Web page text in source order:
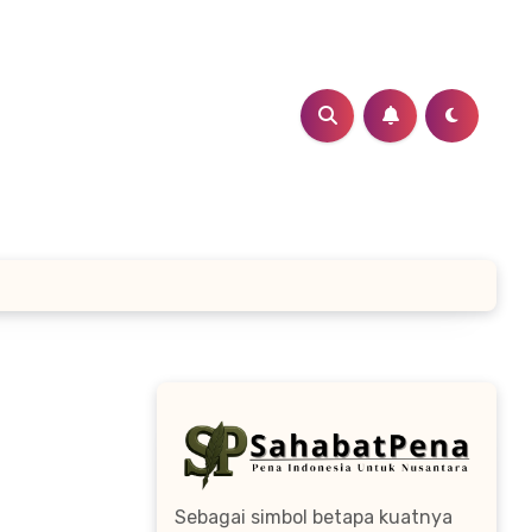
Sebagai simbol betapa kuatnya